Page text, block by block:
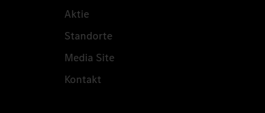
Aktie
Standorte
Media Site
Kontakt